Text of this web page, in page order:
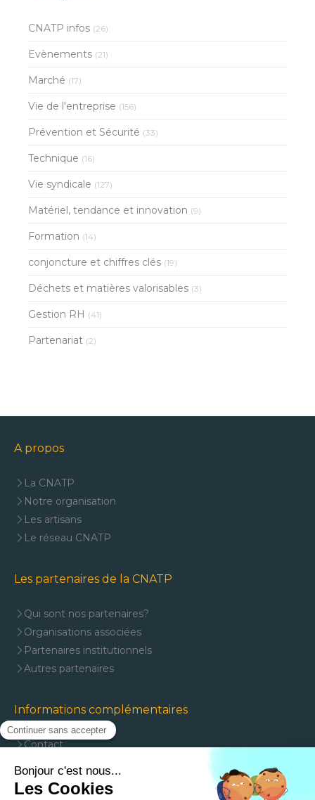
CNATP infos (26)
Evènements (21)
Marché (17)
Vie de l'entreprise (156)
Prévention et Sécurité (33)
Technique (16)
Vie syndicale (127)
Matériel, tendance et innovation (9)
Formation (14)
conjoncture et chiffres clés (19)
Déchets et matières valorisables (3)
Gestion RH (41)
Partenariat (2)
A propos
La CNATP
Notre organisation
Les artisans
Le réseau CNATP
Les partenaires de la CNATP
Qui sont nos partenaires?
Organisations associées
Partenaires institutionnels
Autres partenaires
Informations complémentaires
Contact
Plan du site